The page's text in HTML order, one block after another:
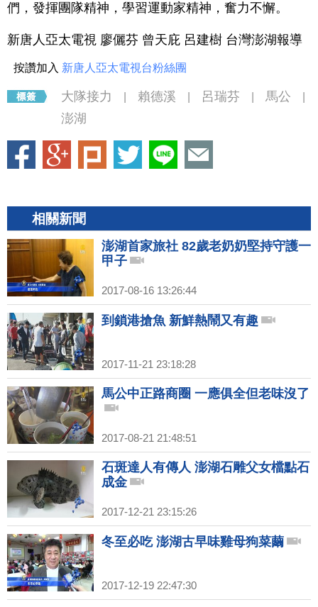
們，發揮團隊精神，學習運動家精神，奮力不懈。
新唐人亞太電視 廖儷芬 曾天庇 呂建樹 台灣澎湖報導
按讚加入 新唐人亞太電視台粉絲團
大隊接力 賴德溪 呂瑞芬 馬公
澎湖
相關新聞
澎湖首家旅社 82歲老奶奶堅持守護一
甲子
2017-08-16 13:26:44
到鎖港搶魚 新鮮熱鬧又有趣
2017-11-21 23:18:28
馬公中正路商圈 一應俱全但老味沒了
2017-08-21 21:48:51
石斑達人有傳人 澎湖石雕父女檔點石
成金
2017-12-21 23:15:26
冬至必吃 澎湖古早味雞母狗菜繭
2017-12-19 22:47:30